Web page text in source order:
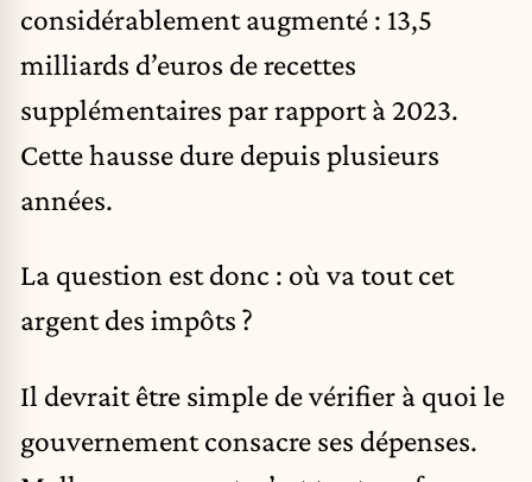
considérablement augmenté : 13,5
milliards d’euros de recettes
supplémentaires par rapport à 2023.
Cette hausse dure depuis plusieurs
années.
La question est donc : où va tout cet
argent des impôts ?
Il devrait être simple de vérifier à quoi le
gouvernement consacre ses dépenses.